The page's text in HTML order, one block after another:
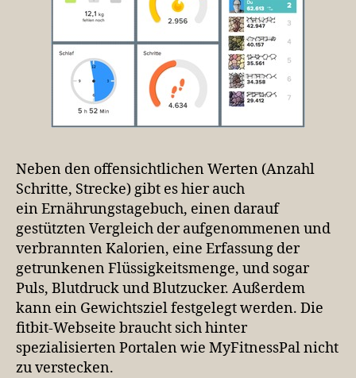
Neben den offensichtlichen Werten (Anzahl
Schritte, Strecke) gibt es hier auch
ein Ernährungstagebuch, einen darauf
gestützten Vergleich der aufgenommenen und
verbrannten Kalorien, eine Erfassung der
getrunkenen Flüssigkeitsmenge, und sogar
Puls, Blutdruck und Blutzucker. Außerdem
kann ein Gewichtsziel festgelegt werden. Die
fitbit-Webseite braucht sich hinter
spezialisierten Portalen wie MyFitnessPal nicht
zu verstecken.